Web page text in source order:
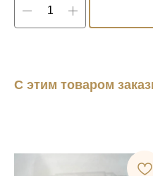
С этим товаром